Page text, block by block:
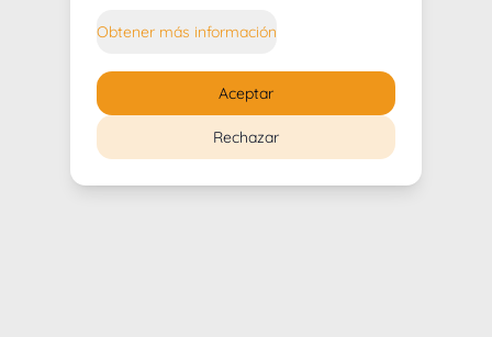
Obtener más información
Rechazar
Aceptar